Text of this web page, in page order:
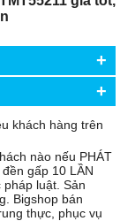
+
+
khách hàng trên
nào nếu PHÁT
gấp 10 LẦN
luật. Sản
Bigshop bán
thực, phục vụ